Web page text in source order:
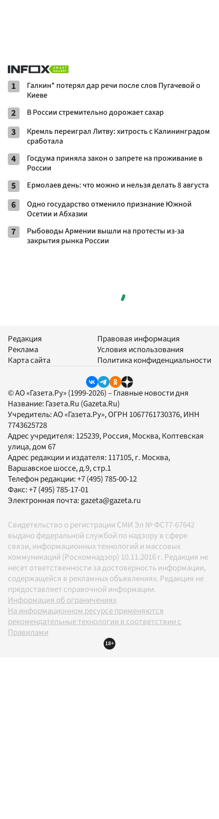
1
Галкин* потерял дар речи после слов Пугачевой о
Киеве
2 В России стремительно дорожает сахар
3
Кремль переиграл Литву: хитрость с Калининградом
сработала
4
Госдума приняла закон о запрете на проживание в
России
5 Ермолаев день: что можно и нельзя делать 8 августа
6
Одно государство отменило признание Южной
Осетии и Абхазии
7
Рыбоводы Армении вышли на протесты из-за
закрытия рынка России
Редакция
Реклама
Карта сайта
Правовая информация
Условия использования
Политика конфиденциальности
© АО «Газета.Ру» (1999-2026) – Главные новости дня
Название: Газета.Ru (Gazeta.Ru)
Учредитель:АО «Газета.Ру», ОГРН 1067761730376, ИНН
7743625728
Адрес учредителя: 125239, Россия, Москва, Коптевская
улица, дом 67
Адрес редакции и издателя: 117105, г. Москва,
Варшавское шоссе, д.9, стр.1
Телефон редакции:+7 (495) 785-00-12
Факс:+7 (495) 785-17-01
Электронная почта: gazeta@gazeta.ru
Свидетельство о регистрации СМИ Эл № ФС77-67642
выдано федеральной службой по надзору в сфере
связи, информационных технологий и массовых
коммуникаций (Роскомнадзор) 10.11.2016 г. Редакция не
несет ответственности за достоверность информации,
содержащейся в рекламных объявлениях. Редакция не
предоставляет справочной информации.
Информация об ограничениях
На информационном ресурсе применяются
рекомендательные технологии в соответствии с
Правилами
18+